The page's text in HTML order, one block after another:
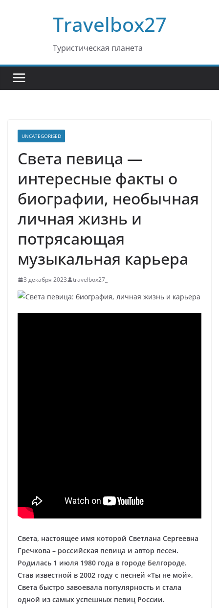
Travelbox27
Туристическая планета
UNCATEGORISED
Света певица —
интересные факты о
биографии, необычная
личная жизнь и
потрясающая
музыкальная карьера
3 декабря 2023 travelbox27_
Света, настоящее имя которой Светлана Сергеевна
Гречкова – российская певица и автор песен.
Родилась 1 июля 1980 года в городе Белгороде.
Став известной в 2002 году с песней «Ты не мой»,
Света быстро завоевала популярность и стала
одной из самых успешных певиц России.